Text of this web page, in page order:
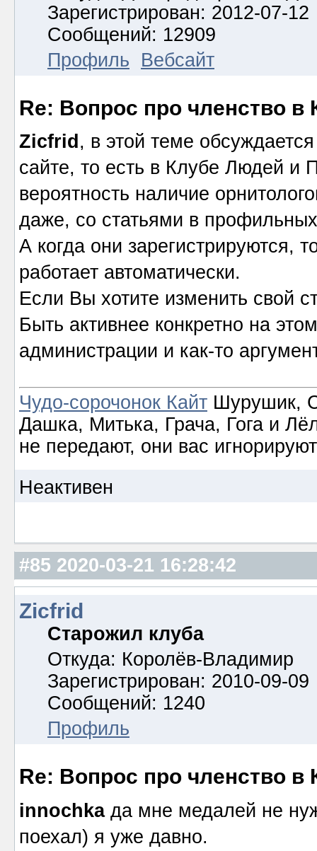
Зарегистрирован: 2012-07-12
Сообщений: 12909
Профиль
Вебсайт
Re: Вопрос про членство в
Zicfrid , в этой теме
сайте, то есть в Клубе Людей
вероятность наличие
даже, со статьями в
А когда они зарегистрируются,
работает автоматически.
Если Вы хотите изменить свой
Быть активнее конкретно на
администрации и как-то
Чудо-сорочонок Кайт Шурушик,
Дашка, Митька, Грача, Гога и
не передают, они вас игнорируют
Неактивен
#85 2020-03-21 16:28:42
Zicfrid
Старожил клуба
Откуда: Королёв-Владимир
Зарегистрирован: 2010-09-09
Сообщений: 1240
Профиль
Re: Вопрос про членство в
innochkaда мне медалей не
поехал) я уже давно.